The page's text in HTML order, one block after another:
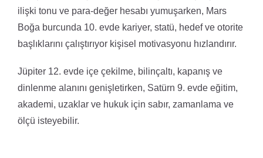
ilişki tonu ve para-değer hesabı yumuşarken, Mars
Boğa burcunda 10. evde kariyer, statü, hedef ve otorite
başlıklarını çalıştırıyor kişisel motivasyonu hızlandırır.
Jüpiter 12. evde içe çekilme, bilinçaltı, kapanış ve
dinlenme alanını genişletirken, Satürn 9. evde eğitim,
akademi, uzaklar ve hukuk için sabır, zamanlama ve
ölçü isteyebilir.